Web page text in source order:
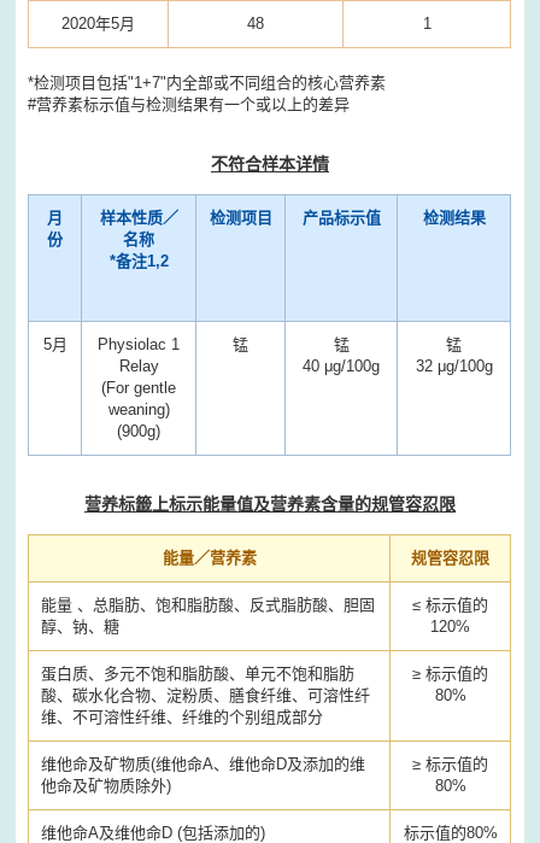
2020年5月 48 1
*检测项目包括"1+7"内全部或不同组合的核心营养素
#营养素标示值与检测结果有一个或以上的差异
不符合样本详情
月
份
样本性质／
名称
*备注1,2
检测项目 产品标示值 检测结果
5月
Physiolac 1
Relay
(For gentle
weaning)
(900g)
锰
锰
40 μg/100g
锰
32 μg/100g
营养标籤上标示能量值及营养素含量的规管容忍限
能量／营养素 规管容忍限
能量 、总脂肪、饱和脂肪酸、反式脂肪酸、胆固
醇、钠、糖
≤ 标示值的
120%
蛋白质、多元不饱和脂肪酸、单元不饱和脂肪
酸、碳水化合物、淀粉质、膳食纤维、可溶性纤
维、不可溶性纤维、纤维的个别组成部分
≥ 标示值的
80%
维他命及矿物质(维他命A、维他命D及添加的维
他命及矿物质除外)
≥ 标示值的
80%
维他命A及维他命D (包括添加的)
标示值的80%